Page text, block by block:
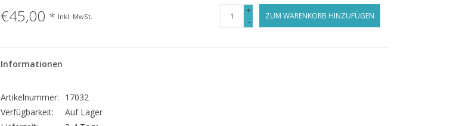
€45,00 * Inkl. MwSt.
+
-
ZUM WARENKORB HINZUFÜGEN
Informationen
Artikelnummer:
17032
Verfügbarkeit:
Auf Lager